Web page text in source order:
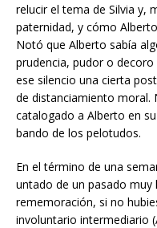
relucir el tema de Silvia y,
paternidad, y cómo
Notó que Alberto sabía
prudencia, pudor o
ese silencio una cierta
de distanciamiento moral.
catalogado a Alberto en
bando de los pelotudos.
En el término de una
untado de un pasado
rememoración, si no
involuntario intermediario